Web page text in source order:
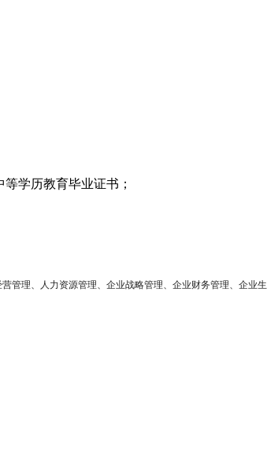
学历教育毕业证书；
管理、人力资源管理、企业战略管理、企业财务管理、企业